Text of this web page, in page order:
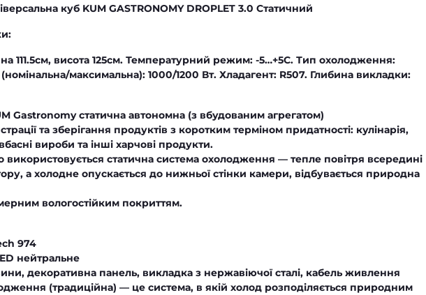
куб KUM GASTRONOMY DROPLET 3.0 Статичний
111.5см, висота 125см. Температурний режим: -5…+5С. Тип охолодження:
максимальна): 1000/1200 Вт. Хладагент: R507. Глибина викладки:
Gastronomy статична автономна (з вбудованим агрегатом)
та зберігання продуктів з коротким терміном придатності: кулінарія,
вироби та інші харчові продукти.
використовується статична система охолодження — тепле повітря всередині
а холодне опускається до нижньої стінки камери, відбувається природна
вологостійким покриттям.
974
нейтральне
декоративна панель, викладка з нержавіючої сталі, кабель живлення
(традиційна) — це система, в якій холод розподіляється природним